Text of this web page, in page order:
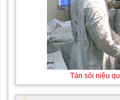
Tán sỏi niệu